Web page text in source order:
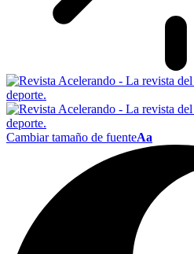
Cambiar tamaño de fuenteAa